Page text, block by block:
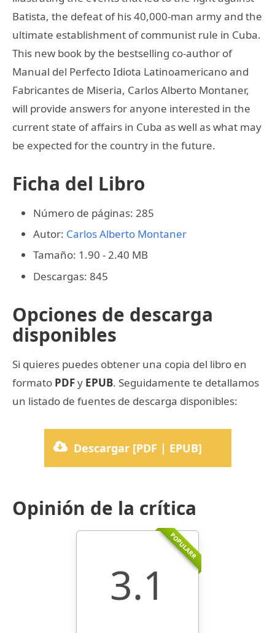
Batista, the defeat of his 40,000-man army and the
ultimate establishment of communist rule in Cuba.
This new book by the bestselling co-author of
Manual del Perfecto Idiota Latinoamericano and
Fabricantes de Miseria, Carlos Alberto Montaner,
will provide answers for anyone interested in the
current state of affairs in Cuba as well as what may
be expected for the country in the future.
Ficha del Libro
Número de páginas: 285
Autor: Carlos Alberto Montaner
Tamaño: 1.90 - 2.40 MB
Descargas: 845
Opciones de descarga
disponibles
Si quieres puedes obtener una copia del libro en
formato PDFy EPUB. Seguidamente te detallamos
un listado de fuentes de descarga disponibles:
Descargar [PDF | EPUB]
Opinión de la crítica
POPULARR
3.1